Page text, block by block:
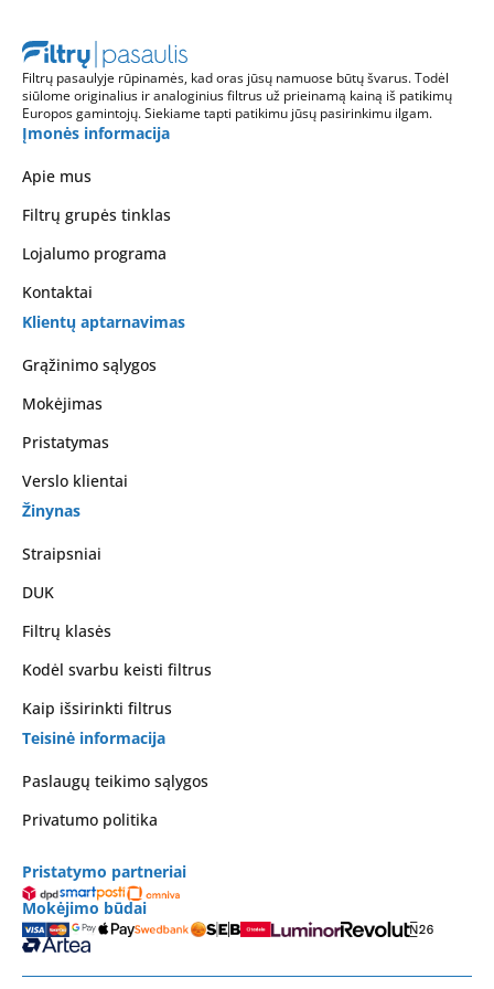
Filtrų pasaulyje rūpinamės, kad oras jūsų namuose būtų švarus. Todėl
siūlome originalius ir analoginius filtrus už prieinamą kainą iš patikimų
Europos gamintojų. Siekiame tapti patikimu jūsų pasirinkimu ilgam.
Įmonės informacija
Apie mus
Filtrų grupės tinklas
Lojalumo programa
Kontaktai
Klientų aptarnavimas
Grąžinimo sąlygos
Mokėjimas
Pristatymas
Verslo klientai
Žinynas
Straipsniai
DUK
Filtrų klasės
Kodėl svarbu keisti filtrus
Kaip išsirinkti filtrus
Teisinė informacija
Paslaugų teikimo sąlygos
Privatumo politika
Pristatymo partneriai
Mokėjimo būdai